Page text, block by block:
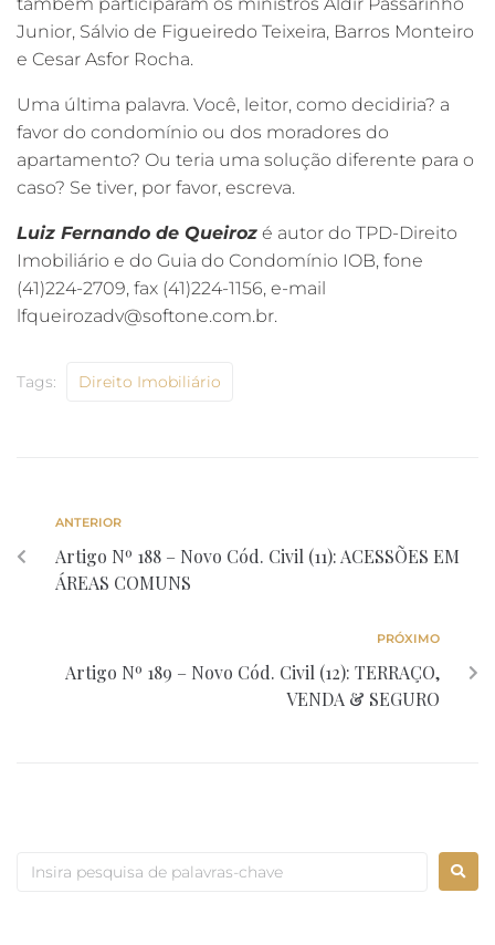
Junior, Sálvio de Figueiredo Teixeira, Barros Monteiro
e Cesar Asfor Rocha.
Uma última palavra. Você, leitor, como decidiria? a
favor do condomínio ou dos moradores do
apartamento? Ou teria uma solução diferente para o
caso? Se tiver, por favor, escreva.
Luiz Fernando de Queiroz é autor do TPD-Direito
Imobiliário e do Guia do Condomínio IOB, fone
(41)224-2709, fax (41)224-1156, e-mail
lfqueirozadv@softone.com.br.
Tags: Direito Imobiliário
ANTERIOR
Artigo Nº 188 – Novo Cód. Civil (11): ACESSÕES EM
ÁREAS COMUNS
PRÓXIMO
Artigo Nº 189 – Novo Cód. Civil (12): TERRAÇO,
VENDA & SEGURO